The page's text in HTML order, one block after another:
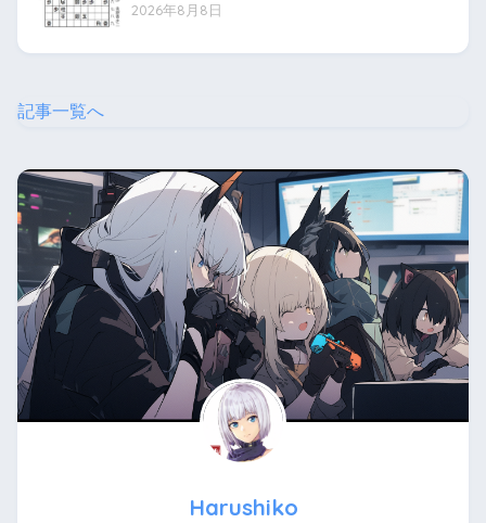
2026年8月8日
記事一覧へ
Harushiko